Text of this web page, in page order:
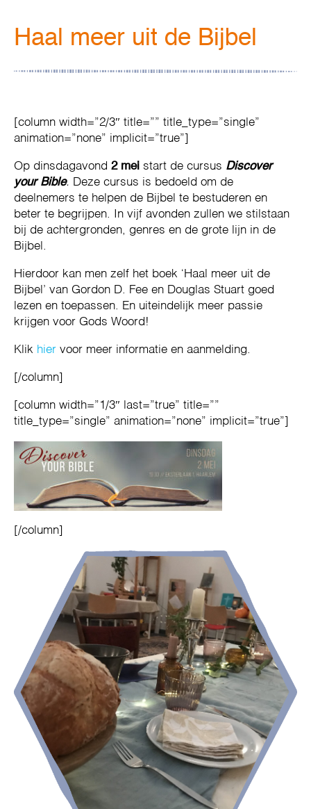
Haal meer uit de Bijbel
[column width=”2/3″ title=”” title_type=”single”
animation=”none” implicit=”true”]
Op dinsdagavond 2 mei start de cursus Discover
your Bible. Deze cursus is bedoeld om de
deelnemers te helpen de Bijbel te bestuderen en
beter te begrijpen. In vijf avonden zullen we stilstaan
bij de achtergronden, genres en de grote lijn in de
Bijbel.
Hierdoor kan men zelf het boek ‘Haal meer uit de
Bijbel’ van Gordon D. Fee en Douglas Stuart goed
lezen en toepassen. En uiteindelijk meer passie
krijgen voor Gods Woord!
Klik hier voor meer informatie en aanmelding.
[/column]
[column width=”1/3″ last=”true” title=””
title_type=”single” animation=”none” implicit=”true”]
[/column]